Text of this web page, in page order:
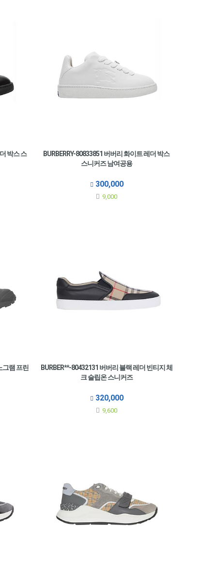
박스 스
BURBERRY-80833851 버버리 화이트 레더 박스
스니커즈 남여공용
300,000
9,000
그램 프린
BURBER**-80432131 버버리 블랙 레더 빈티지 체
크 슬립온 스니커즈
320,000
9,600